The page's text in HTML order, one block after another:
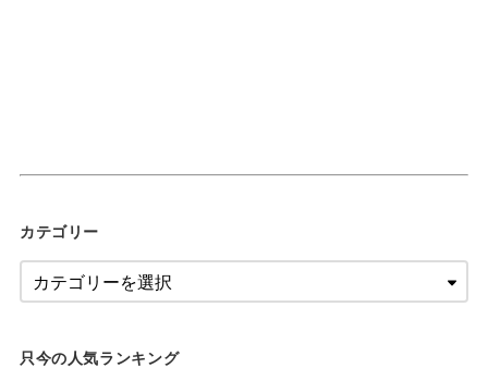
カテゴリー
只今の人気ランキング